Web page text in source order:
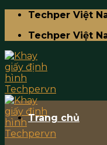
Skip
content
Techper Việt
Techper Việt
Trang chủ